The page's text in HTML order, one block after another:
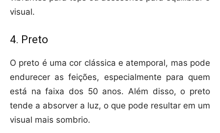
visual.
4. Preto
O preto é uma cor clássica e atemporal, mas pode
endurecer as feições, especialmente para quem
está na faixa dos 50 anos. Além disso, o preto
tende a absorver a luz, o que pode resultar em um
visual mais sombrio.